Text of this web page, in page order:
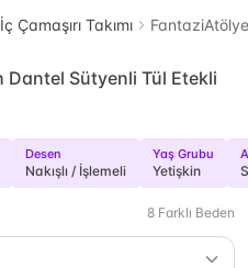
İç Çamaşırı Takımı
Dantel Sütyenli Tül Etekli
Desen
Nakışlı / İşlemeli
Yaş Grubu
Yetişkin
8 Farklı Beden